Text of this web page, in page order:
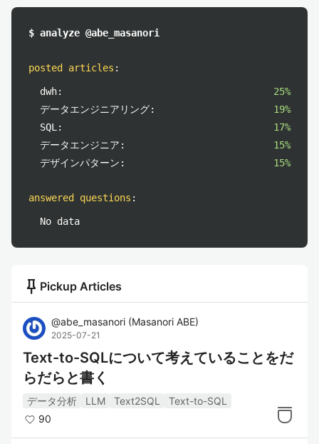
$ analyze @abe_masanori
posted articles :
dwh:
25%
データエンジニアリング:
19%
SQL:
17%
データエンジニア:
15%
デザインパターン:
15%
answered questions :
No data
push_pin Pickup Articles
@abe_masanori (Masanori ABE)
2025-07-21
Text-to-SQLについて考えていることをだ
らだらと書く
データ分析 LLM Text2SQL
Text-to-SQL
90